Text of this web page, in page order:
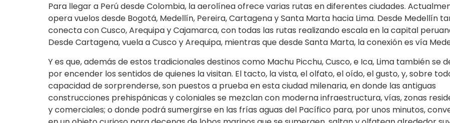
Para llegar a Perú desde Colombia, la aerolínea ofrece varias rutas en diferentes ciudades.
opera vuelos desde Bogotá, Medellín, Pereira, Cartagena y Santa Marta hacia Lima. Desde Medellín
conecta con Cusco, Arequipa y Cajamarca, con todas las rutas realizando escala en la capital
Desde Cartagena, vuela a Cusco y Arequipa, mientras que desde Santa Marta, la conexión es vía
Y es que, además de estos tradicionales destinos como Machu Picchu, Cusco, e Ica, Lima también se
por encender los sentidos de quienes la visitan. El tacto, la vista, el olfato, el oído, el gusto, y, sobre
capacidad de sorprenderse, son puestos a prueba en esta ciudad milenaria, en donde las antiguas
construcciones prehispánicas y coloniales se mezclan con moderna infraestructura, vías, zonas
y comerciales; o donde podrá sumergirse en las frías aguas del Pacífico para, por unos minutos,